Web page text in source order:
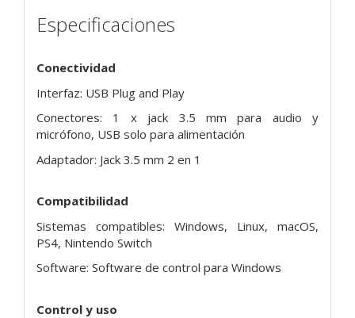
Especificaciones
Conectividad
Interfaz: USB Plug and Play
Conectores: 1 x jack 3.5 mm para audio y
micrófono, USB solo para alimentación
Adaptador: Jack 3.5 mm 2 en 1
Compatibilidad
Sistemas compatibles: Windows, Linux, macOS,
PS4, Nintendo Switch
Software: Software de control para Windows
Control y uso